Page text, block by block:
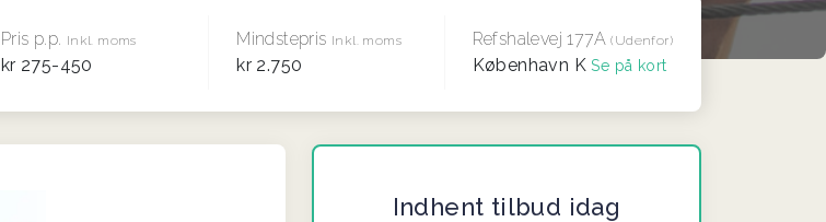
Pris p.p. Inkl. moms
kr 275-450
Mindstepris Inkl. moms
kr 2.750
Refshalevej 177A(Udenfor)
København KSe på kort
Indhent tilbud idag